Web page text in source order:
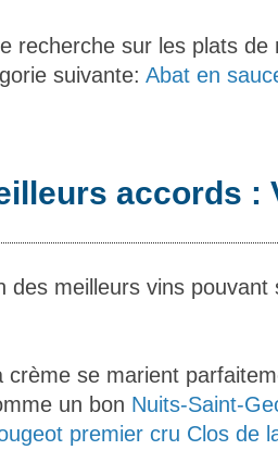
recherche sur les plats
suivante: Abat en
accords :
des meilleurs vins
crème se marient
un bon Nuits-Saint-
premier cru Clos de